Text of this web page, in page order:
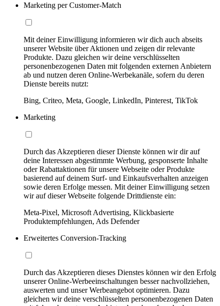
Marketing per Customer-Match
Mit deiner Einwilligung informieren wir dich auch abseits
unserer Website über Aktionen und zeigen dir relevante
Produkte. Dazu gleichen wir deine verschlüsselten
personenbezogenen Daten mit folgenden externen Anbietern
ab und nutzen deren Online-Werbekanäle, sofern du deren
Dienste bereits nutzt:
Bing, Criteo, Meta, Google, LinkedIn, Pinterest, TikTok
Marketing
Durch das Akzeptieren dieser Dienste können wir dir auf
deine Interessen abgestimmte Werbung, gesponserte Inhalte
oder Rabattaktionen für unsere Webseite oder Produkte
basierend auf deinem Surf- und Einkaufsverhalten anzeigen
sowie deren Erfolge messen. Mit deiner Einwilligung setzen
wir auf dieser Webseite folgende Drittdienste ein:
Meta-Pixel, Microsoft Advertising, Klickbasierte
Produktempfehlungen, Ads Defender
Erweitertes Conversion-Tracking
Durch das Akzeptieren dieses Dienstes können wir den Erfolg
unserer Online-Werbeeinschaltungen besser nachvollziehen,
auswerten und unser Werbeangebot optimieren. Dazu
gleichen wir deine verschlüsselten personenbezogenen Daten